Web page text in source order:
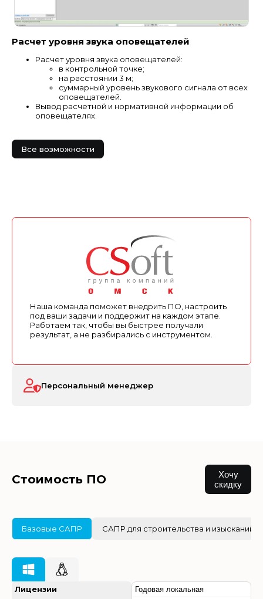
Расчет уровня звука оповещателей
Расчет уровня звука оповещателей:
в контрольной точке;
на расстоянии 3 м;
суммарный уровень звукового сигнала от всех
оповещателей.
Вывод расчетной и нормативной информации об
оповещателях.
Все возможности
Наша команда поможет внедрить ПО, настроить
под ваши задачи и поддержит на каждом этапе.
Работаем так, чтобы вы быстрее получали
результат, а не разбирались с инструментом.
Персональный менеджер
Стоимость ПО
Хочу
скидку
Базовые САПР САПР для строительства и изысканий
Лицензии
Годовая локальная